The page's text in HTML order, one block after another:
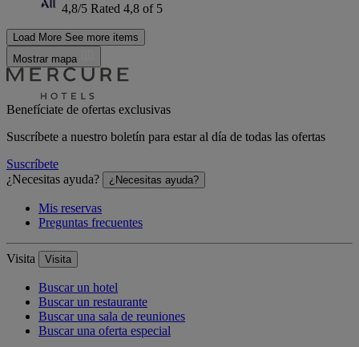
4,8/5 Rated 4,8 of 5
Load More See more items
Mostrar mapa
Benefíciate de ofertas exclusivas
Suscríbete a nuestro boletín para estar al día de todas las ofertas
Suscríbete
¿Necesitas ayuda?
¿Necesitas ayuda?
Mis reservas
Preguntas frecuentes
Visita Visita
Buscar un hotel
Buscar un restaurante
Buscar una sala de reuniones
Buscar una oferta especial